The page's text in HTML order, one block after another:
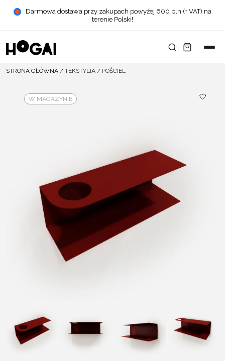
Darmowa dostawa przy zakupach powyżej 600 pln (+ VAT) na
terenie Polski!
STRONA GŁÓWNA / TEKSTYLIA / POŚCIEL
W MAGAZYNIE